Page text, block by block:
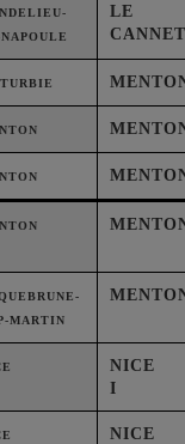
LE
CANNET
MARTIN
NICE
I
NICE